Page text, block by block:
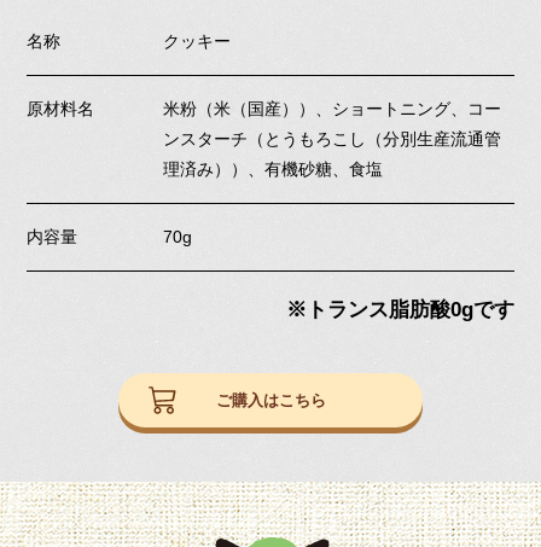
名称 クッキー
原材料名
米粉（米（国産））、ショートニング、コー
ンスターチ（とうもろこし（分別生産流通管
理済み））、有機砂糖、食塩
内容量 70g
※トランス脂肪酸0gです
ご購入はこちら